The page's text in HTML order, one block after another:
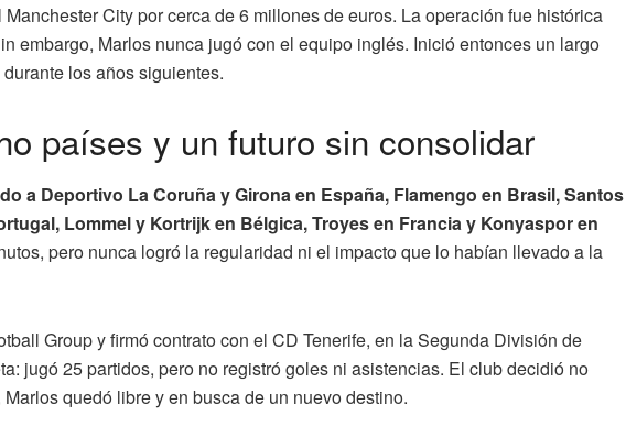
City por cerca de 6 millones de euros. La operación fue histórica
embargo, Marlos nunca jugó con el equipo inglés. Inició entonces un largo
los años siguientes.
países y un futuro sin consolidar
a Deportivo La Coruña y Girona en España, Flamengo en Brasil, Santos
Lommel y Kortrijk en Bélgica, Troyes en Francia y Konyaspor en
pero nunca logró la regularidad ni el impacto que lo habían llevado a la
Group y firmó contrato con el CD Tenerife, en la Segunda División de
jugó 25 partidos, pero no registró goles ni asistencias. El club decidió no
quedó libre y en busca de un nuevo destino.